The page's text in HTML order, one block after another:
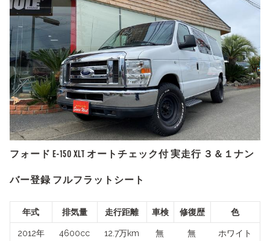
フォード E-150 XLT オートチェック付 実走行 ３＆１ナン
バー登録 フルフラットシート
年式 排気量 走行距離 車検 修復歴 色
2012年 4600cc 12.7万km 無 無 ホワイト